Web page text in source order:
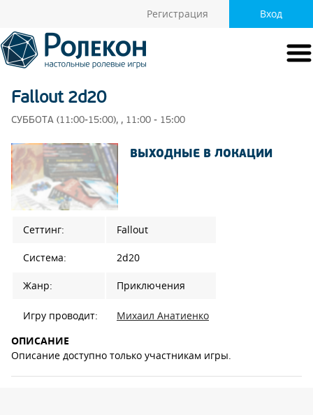
Вход
Регистрация
Fallout 2d20
СУББОТА (11:00-15:00), , 11:00 - 15:00
ВЫХОДНЫЕ В ЛОКАЦИИ
Сеттинг: Fallout
Система: 2d20
Жанр: Приключения
Игру проводит: Михаил Анатиенко
ОПИСАНИЕ
Описание доступно только участникам игры.